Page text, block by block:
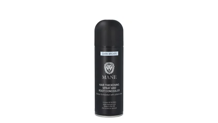
Unikátní zhušťovač vlasů ve spreji pro okamžité zahuštění